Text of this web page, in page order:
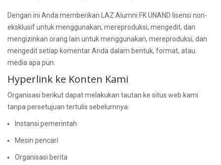
Dengan ini Anda memberikan LAZ Alumni FK UNAND lisensi non-
eksklusif untuk menggunakan, mereproduksi, mengedit, dan
mengizinkan orang lain untuk menggunakan, mereproduksi, dan
mengedit setiap komentar Anda dalam bentuk, format, atau
media apa pun.
Hyperlink ke Konten Kami
Organisasi berikut dapat melakukan tautan ke situs web kami
tanpa persetujuan tertulis sebelumnya:
Instansi pemerintah
Mesin pencari
Organisasi berita